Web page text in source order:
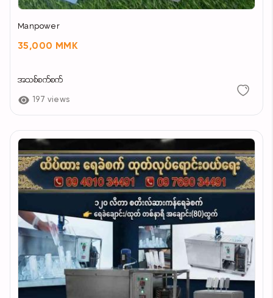
Manpower
35,000 MMK
အသစ်စက်စက်
197 views